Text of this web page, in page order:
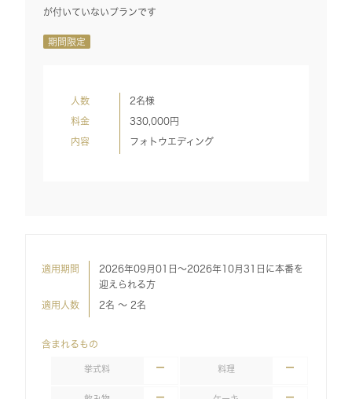
が付いていないプランです
期間限定
人数 2名様
料金 330,000円
内容 フォトウエディング
適用期間
2026年09月01日～2026年10月31日に本番を
迎えられる方
適用人数 2名 〜 2名
含まれるもの
挙式料 料理